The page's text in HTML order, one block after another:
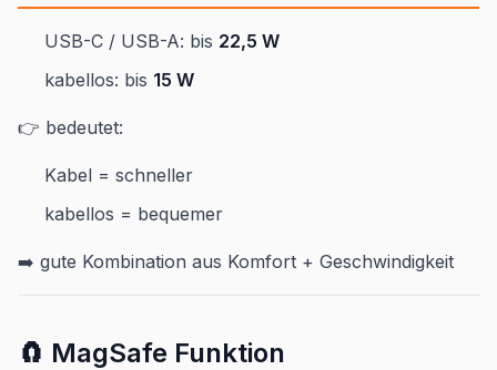
USB-C / USB-A: bis 22,5 W
kabellos: bis 15 W
👉 bedeutet:
Kabel = schneller
kabellos = bequemer
➡️ gute Kombination aus Komfort + Geschwindigkeit
🧲 MagSafe Funktion